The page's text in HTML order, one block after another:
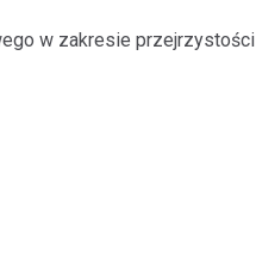
w zakresie przejrzystości